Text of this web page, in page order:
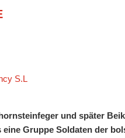
S.L
und später
eine Gruppe Soldaten der